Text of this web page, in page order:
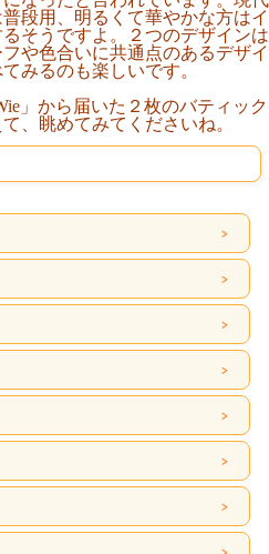
段用、明るくて華やかな方はイ
そうですよ。２つのデザインは
や色合いに共通点のあるデザイ
みるのも楽しいです。
」から届いた２枚のバティック
、眺めてみてくださいね。